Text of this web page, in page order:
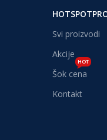
Svi proizvodi
Akcije
Šok cena
HOT
Kontakt